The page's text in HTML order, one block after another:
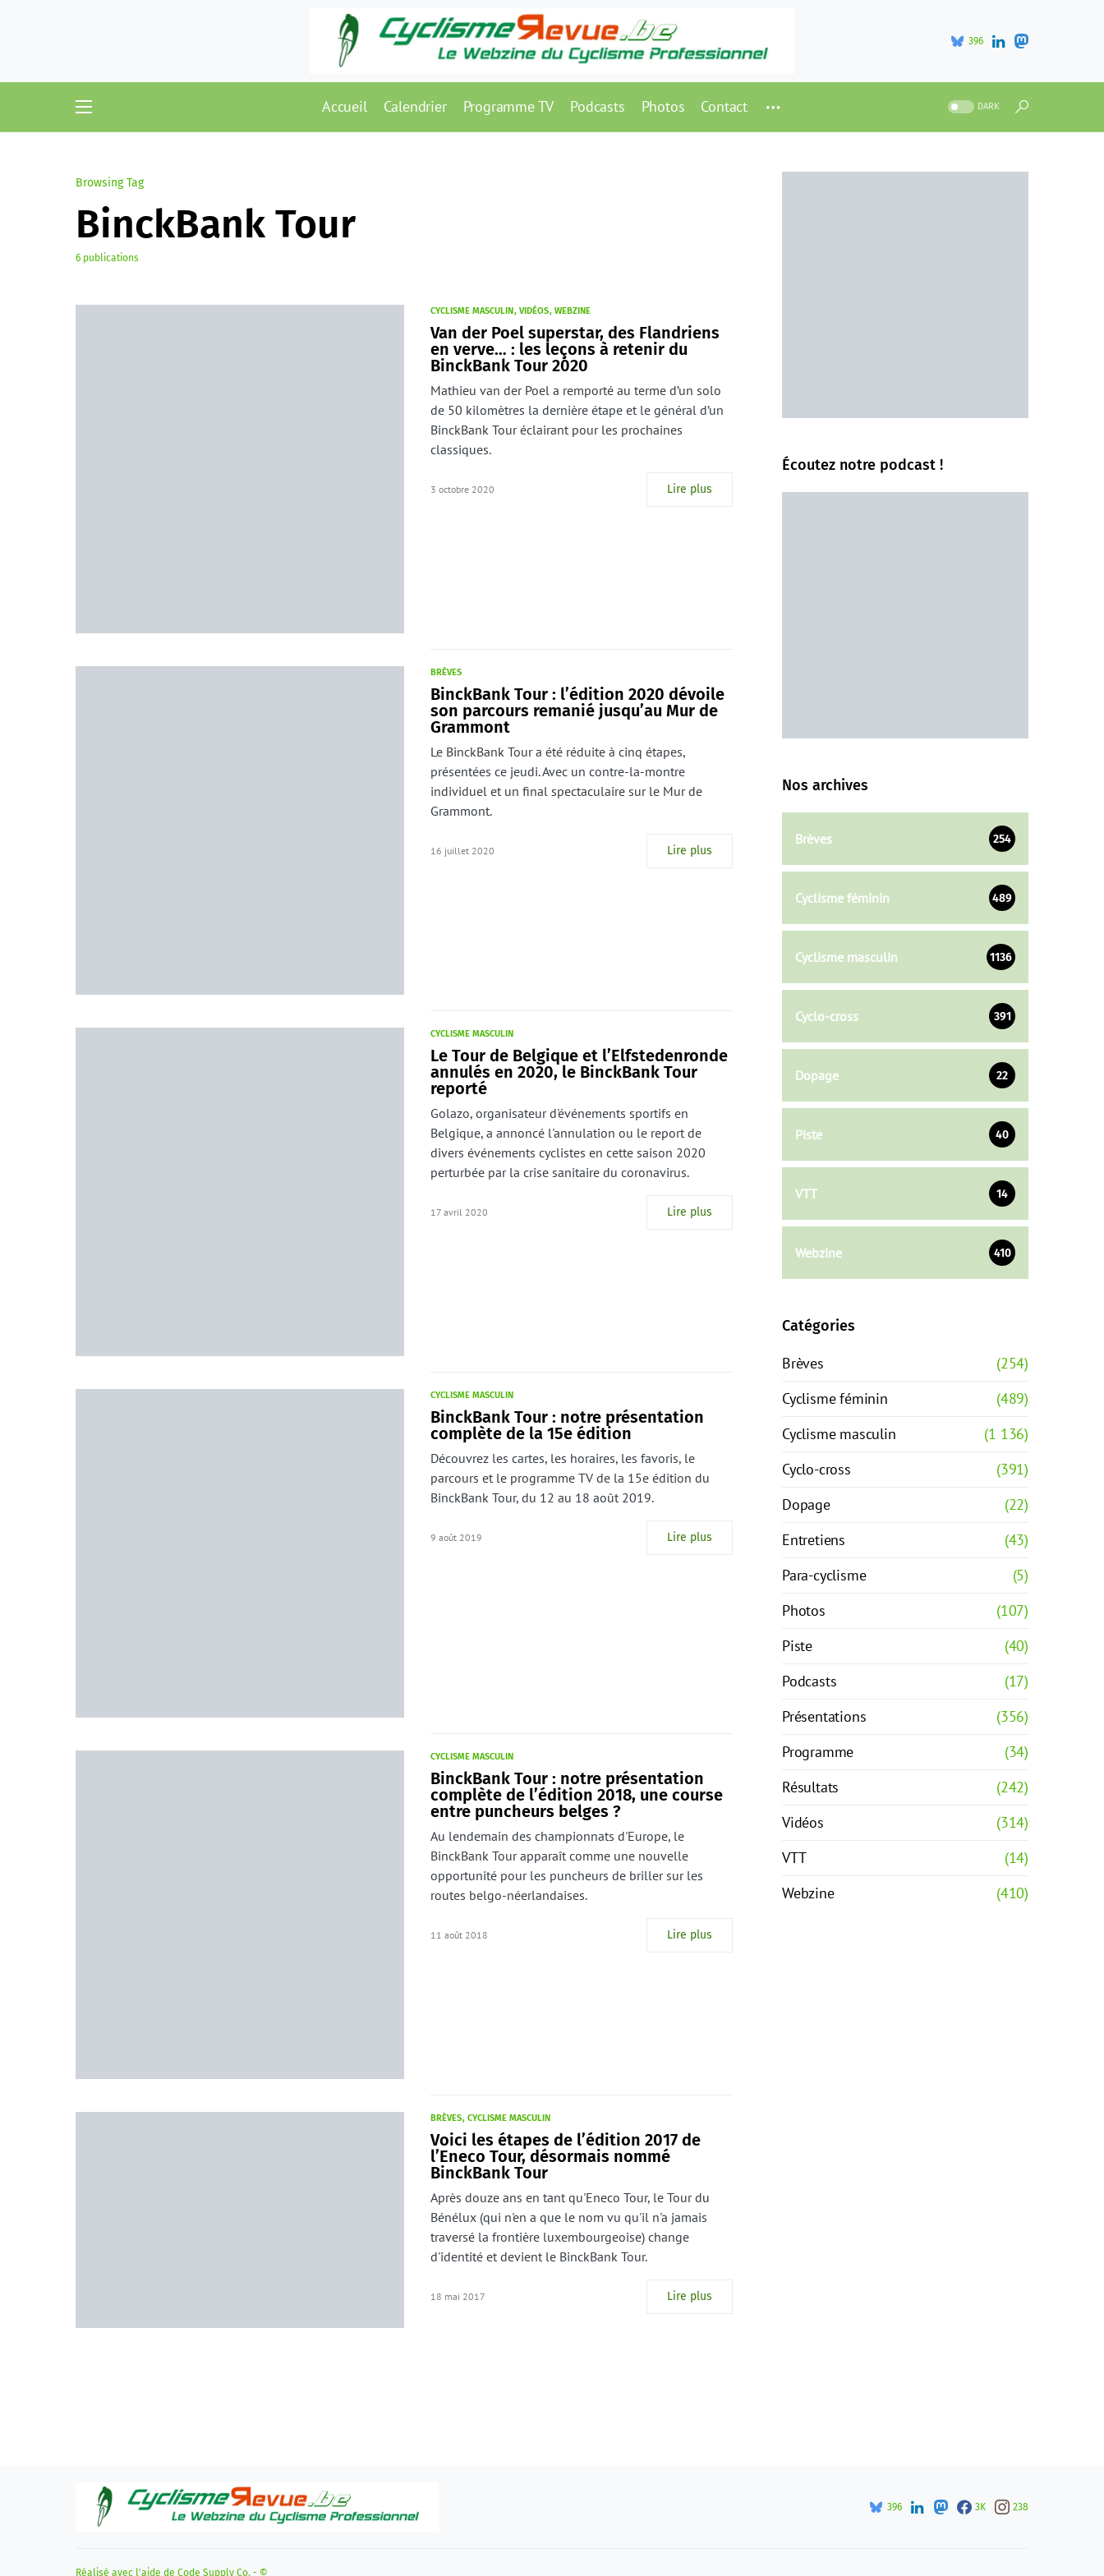
396
Accueil Calendrier Programme TV Podcasts Photos Contact DARK
Browsing Tag
BinckBank Tour
6 publications
CYCLISME MASCULIN VIDÉOS WEBZINE
Van der Poel superstar, des Flandriens
en verve… : les leçons à retenir du
BinckBank Tour 2020
Mathieu van der Poel a remporté au terme d’un solo
de 50 kilomètres la dernière étape et le général d’un
BinckBank Tour éclairant pour les prochaines
classiques.
3 octobre 2020 Lire plus
BRÈVES
BinckBank Tour : l’édition 2020 dévoile
son parcours remanié jusqu’au Mur de
Grammont
Le BinckBank Tour a été réduite à cinq étapes,
présentées ce jeudi. Avec un contre-la-montre
individuel et un final spectaculaire sur le Mur de
Grammont.
16 juillet 2020 Lire plus
CYCLISME MASCULIN
Le Tour de Belgique et l’Elfstedenronde
annulés en 2020, le BinckBank Tour
reporté
Golazo, organisateur d'événements sportifs en
Belgique, a annoncé l'annulation ou le report de
divers événements cyclistes en cette saison 2020
perturbée par la crise sanitaire du coronavirus.
17 avril 2020 Lire plus
CYCLISME MASCULIN
BinckBank Tour : notre présentation
complète de la 15e édition
Découvrez les cartes, les horaires, les favoris, le
parcours et le programme TV de la 15e édition du
BinckBank Tour, du 12 au 18 août 2019.
9 août 2019 Lire plus
CYCLISME MASCULIN
BinckBank Tour : notre présentation
complète de l’édition 2018, une course
entre puncheurs belges ?
Au lendemain des championnats d'Europe, le
BinckBank Tour apparaît comme une nouvelle
opportunité pour les puncheurs de briller sur les
routes belgo-néerlandaises.
11 août 2018 Lire plus
BRÈVES CYCLISME MASCULIN
Voici les étapes de l’édition 2017 de
l’Eneco Tour, désormais nommé
BinckBank Tour
Après douze ans en tant qu'Eneco Tour, le Tour du
Bénélux (qui n'en a que le nom vu qu'il n'a jamais
traversé la frontière luxembourgeoise) change
d'identité et devient le BinckBank Tour.
18 mai 2017 Lire plus
Écoutez notre podcast !
Nos archives
Brèves 254
Cyclisme féminin 489
Cyclisme masculin 1136
Cyclo-cross 391
Dopage 22
Piste 40
VTT 14
Webzine 410
Catégories
Brèves
(254)
Cyclisme féminin
(489)
Cyclisme masculin
(1 136)
Cyclo-cross
(391)
Dopage
(22)
Entretiens
(43)
Para-cyclisme
(5)
Photos
(107)
Piste
(40)
Podcasts
(17)
Présentations
(356)
Programme
(34)
Résultats
(242)
Vidéos
(314)
VTT
(14)
Webzine
(410)
396 3K 238
Réalisé avec l'aide de Code Supply Co. - ©